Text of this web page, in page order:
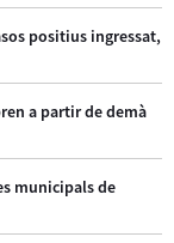
positius ingressat,
a partir de demà
municipals de